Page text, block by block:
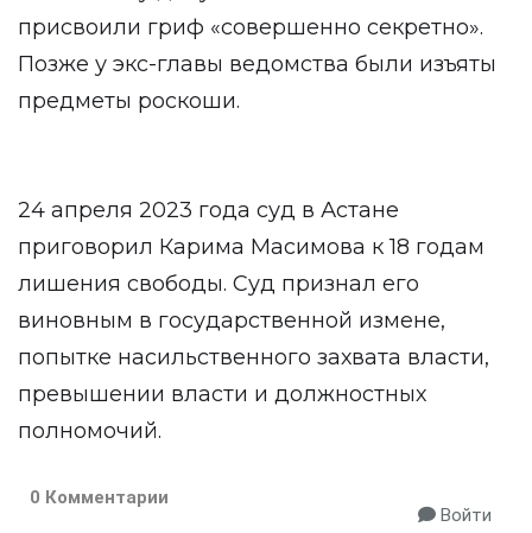
присвоили гриф «совершенно секретно».
Позже у экс-главы ведомства были изъяты
предметы роскоши.
24 апреля 2023 года суд в Астане
приговорил Карима Масимова к 18 годам
лишения свободы. Суд признал его
виновным в государственной измене,
попытке насильственного захвата власти,
превышении власти и должностных
полномочий.
0 Комментарии
Войти